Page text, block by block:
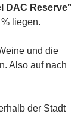
DAC Reserve”
liegen.
und die
Also auf nach
der Stadt